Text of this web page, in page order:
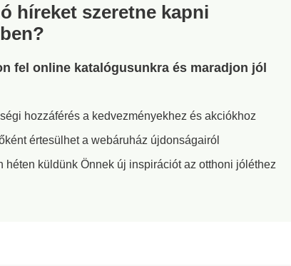
híreket szeretne kapni
fel online katalógusunkra és maradjon jól
hozzáférés a kedvezményekhez és akciókhoz
értesülhet a webáruház újdonságairól
héten küldünk Önnek új inspirációt az otthoni jóléthez